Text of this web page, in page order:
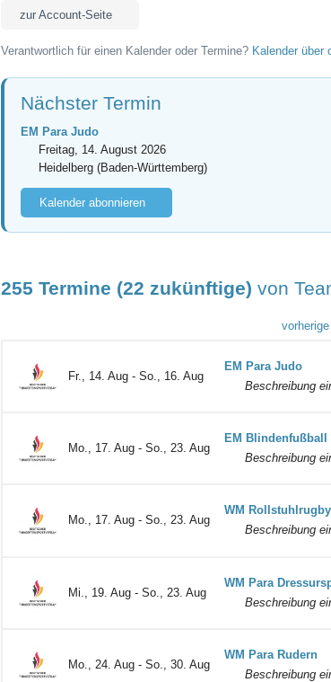
zur Account-Seite
Verantwortlich für einen Kalender oder Termine? Kalender über
Nächster Termin
EM Para Judo
Freitag, 14. August 2026
Heidelberg (Baden-Württemberg)
Kalender abonnieren
255 Termine (22 zukünftige) von
Fr., 14. Aug - So., 16. Aug
EM Para Judo
Beschreibung
Mo., 17. Aug - So., 23. Aug
EM Blindenfußball
Beschreibung
Mo., 17. Aug - So., 23. Aug
WM Rollstuhlrugby
Beschreibung
Mi., 19. Aug - So., 23. Aug
WM Para
Beschreibung
Mo., 24. Aug - So., 30. Aug
WM Para Rudern
Beschreibung